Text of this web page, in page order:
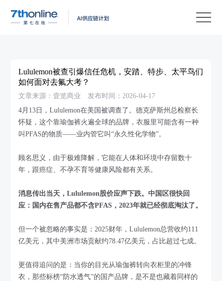
Lululemon被查引爆信任危机，安踏、特步、太平鸟们
如何面对去氟大考？
文章来源：壹览商业
发布时间：2026-04-17
4月13日，Lululemon在美国被调查了。德克萨斯州总检察长
怀疑，这个靠瑜伽裤火遍全球的品牌，衣服里可能含有一种
叫PFAS的物质——业内管它叫“永久性化学物”。
顾名思义，由于极难降解，它能在人体和环境中存留数十
年，跟癌症、不孕不育等健康风险都有关系。
消息传出当天，Lululemon股价应声下跌。中国区很快回
应：国内在售产品都不含PFAS，2023年就已经彻底淘汰了。
但一个被忽略的事实是：2025财年，Lululemon总营收约111
亿美元，其中美洲市场贡献约78.47亿美元，占比超过七成。
更值得追问的是：当你的目光从瑜伽裤转向衣柜里的冲锋
衣，那些标榜“防水透气”的国产品牌，是不是也藏着同样的